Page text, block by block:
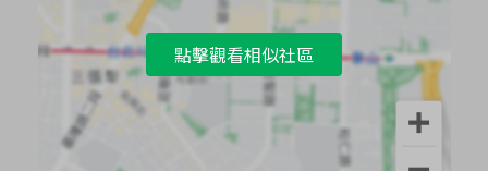
點擊觀看相似社區